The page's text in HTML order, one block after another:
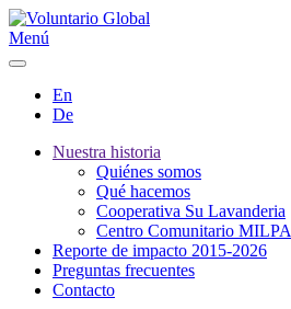
Menú
En
De
Nuestra historia
Quiénes somos
Qué hacemos
Cooperativa Su Lavanderia
Centro Comunitario MILPA
Reporte de impacto 2015-2026
Preguntas frecuentes
Contacto